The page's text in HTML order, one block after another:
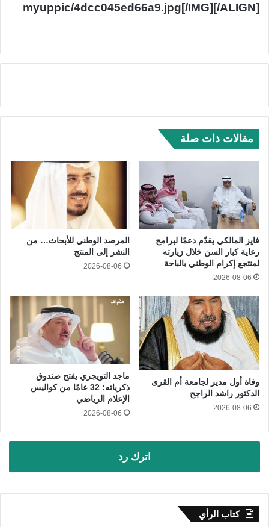
myuppic/4dcc045ed66a9.jpg[/IMG][/ALIGN]
مقالات ذات صلة
فايز المالكي يقدّم دعمًا لبرامج
رعاية كبار السن خلال زيارته
لمنتجع إكرام الوطني بالباحة
2026-08-06
المرصد الوطني للأبحاث… من
النشر إلى المنتج
2026-08-06
وفاة أول مدير لجامعة أم القرى
الدكتور راشد الراجح
2026-08-06
ماجد التويجري يفتح صندوق
ذكرياته: 32 عامًا من كواليس
الإعلام الرياضي
2026-08-06
اترك رد
كتاب الرأي